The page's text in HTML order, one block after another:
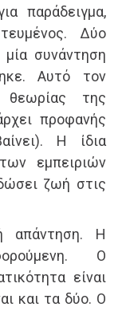
παράδειγμα,
Δύο
συνάντηση
Αυτό τον
της
προφανής
Η ίδια
εμπειριών
ζωή στις
απάντηση. Η
Ο
είναι
και τα δύο. Ο